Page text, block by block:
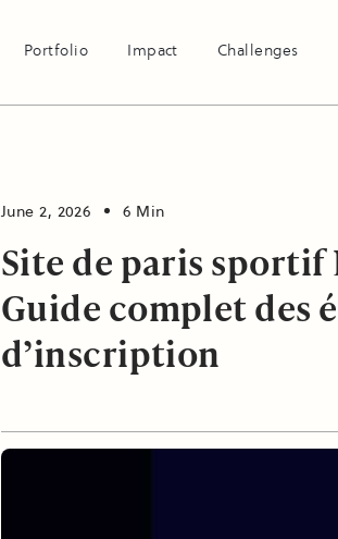
Portfolio Impact Challenges
June 2, 2026 6 Min
Site de paris sportif
Guide complet des
d’inscription